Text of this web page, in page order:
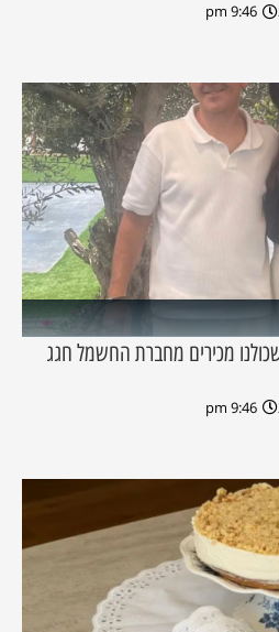
9:46 pm
מכירים מחברת החשמל חגג
9:46 pm